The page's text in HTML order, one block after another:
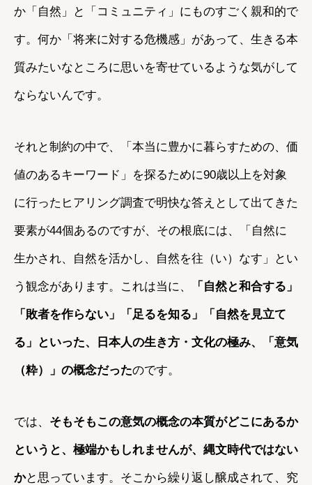
か「自然」と「コミュニティ」にものすごく親和的で
す。何か「将来に対する危機感」があって、生きる本
質みたいなところに思いを寄せているような気がして
ならないんです。
それと制約の中で、「本当に豊かに暮らすための、価
値のあるキーワード」を探るために90歳以上を対象
に行ったヒアリング調査で明快な答えとして出てきた
要素が44個あるのですが、その根底には、「自然に
生かされ、自然を活かし、自然を往（い）なす」とい
う観念があります。これは当に、 「自然と和合する」
「敗者を作らない」「足るを知る」「自然を見立て
る」といった、日本人の生き方・文化の極み、「意気
（粋）」の概念だったのです。
では、 そもそもこの意気の概念の本質がどこにあるか
というと、極端かもしれませんが、縄文時代ではない
かと思っています。そこから繰り返し醸成されて、究